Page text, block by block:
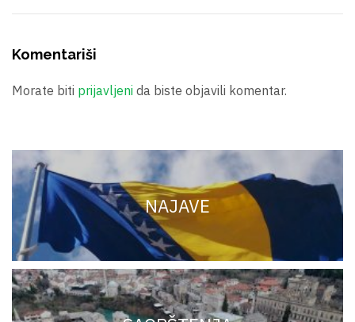
Komentariši
Morate biti prijavljeni da biste objavili komentar.
NAJAVE